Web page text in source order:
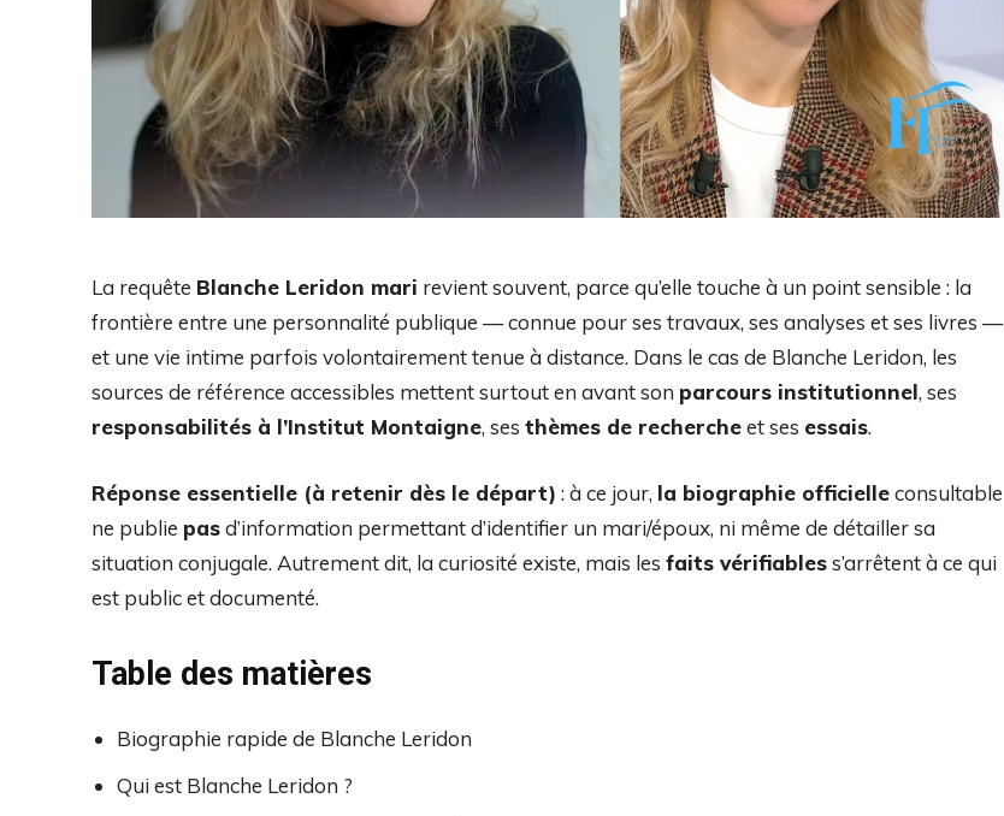
La requête Blanche Leridon mari revient souvent, parce qu’elle touche à un point sensible : la
frontière entre une personnalité publique — connue pour ses travaux, ses analyses et ses livres —
et une vie intime parfois volontairement tenue à distance. Dans le cas de Blanche Leridon, les
sources de référence accessibles mettent surtout en avant son parcours institutionnel, ses
responsabilités à l’Institut Montaigne, ses thèmes de rechercheet ses essais.
Réponse essentielle (à retenir dès le départ) : à ce jour, la biographie officielleconsultable
ne publie pasd’information permettant d’identifier un mari/époux, ni même de détailler sa
situation conjugale. Autrement dit, la curiosité existe, mais les faits vérifiabless’arrêtent à ce qui
est public et documenté.
Table des matières
Biographie rapide de Blanche Leridon
Qui est Blanche Leridon ?